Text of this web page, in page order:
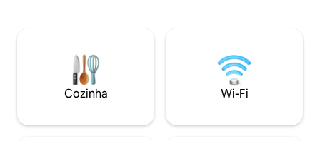
deslumbrante área de churrasco ao ar
livre privativa, com tudo o que você
precisa para umas férias tropicais
incríveis no paraíso. A propriedade é
sanitário e
Precisa de mais
sobre o Chalé
pessoas
Cozinha Wi-Fi